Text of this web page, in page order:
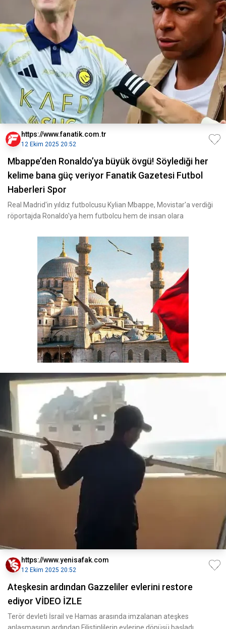
https://www.fanatik.com.tr
12 Ekim 2025 20:52
Mbappe’den Ronaldo’ya büyük övgü! Söylediği her
kelime bana güç veriyor Fanatik Gazetesi Futbol
Haberleri Spor
Real Madrid'in yıldız futbolcusu Kylian Mbappe, Movistar'a verdiği
röportajda Ronaldo'ya hem futbolcu hem de insan olara
https://www.yenisafak.com
12 Ekim 2025 20:52
Ateşkesin ardından Gazzeliler evlerini restore
ediyor VİDEO İZLE
Terör devleti İsrail ve Hamas arasında imzalanan ateşkes